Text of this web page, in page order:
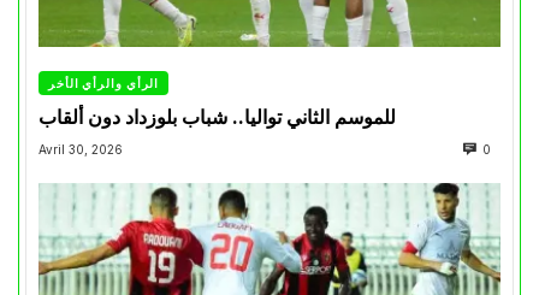
الرأي والرأي الأخر
للموسم الثاني تواليا.. شباب بلوزداد دون ألقاب
Avril 30, 2026 0